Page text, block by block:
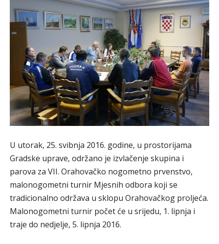
U utorak, 25. svibnja 2016. godine, u prostorijama
Gradske uprave, održano je izvlačenje skupina i
parova za VII. Orahovačko nogometno prvenstvo,
malonogometni turnir Mjesnih odbora koji se
tradicionalno održava u sklopu Orahovačkog proljeća.
Malonogometni turnir počet će u srijedu, 1. lipnja i
traje do nedjelje, 5. lipnja 2016.